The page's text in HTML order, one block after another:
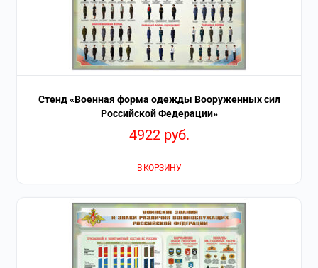
Стенд «Военная форма одежды Вооруженных сил
Российской Федерации»
4922 руб.
В КОРЗИНУ